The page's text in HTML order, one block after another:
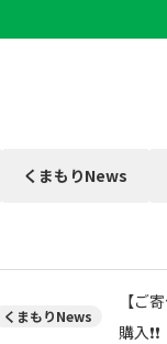
くまもりNews
くまもりNews
【ご
購入❗❗